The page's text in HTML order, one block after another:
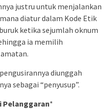
justru untuk menjalankan
diatur dalam Kode Etik
ketika sejumlah oknum
ia memilih
diunggah
sebagai “penyusup”.
Pelanggaran*